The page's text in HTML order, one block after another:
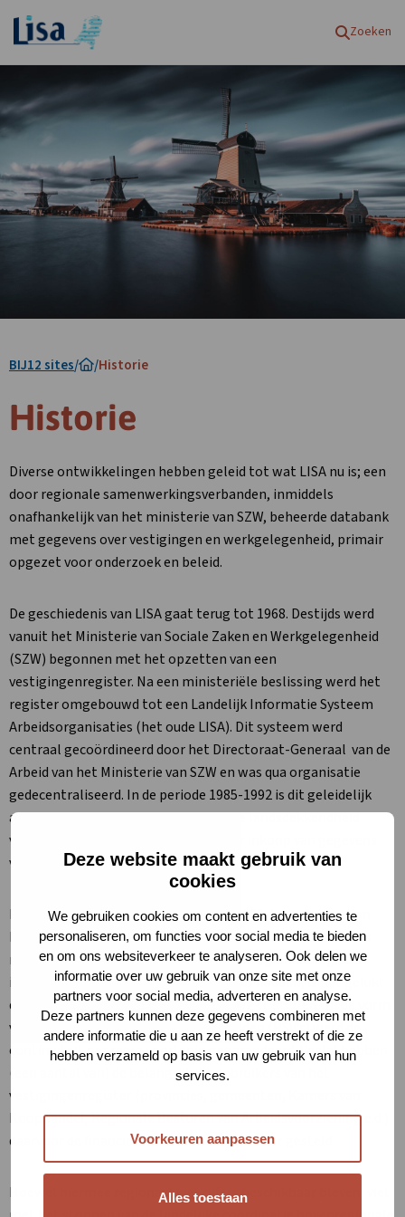
Deze website maakt gebruik van
cookies
We gebruiken cookies om content en advertenties te
personaliseren, om functies voor social media te bieden
en om ons websiteverkeer te analyseren. Ook delen we
informatie over uw gebruik van onze site met onze
partners voor social media, adverteren en analyse.
Deze partners kunnen deze gegevens combineren met
andere informatie die u aan ze heeft verstrekt of die ze
hebben verzameld op basis van uw gebruik van hun
services.
Voorkeuren aanpassen
Alles toestaan
Homepagina Zoeken
BIJ12 sites/ /Historie
Historie
Diverse ontwikkelingen hebben geleid tot wat LISA nu is; een
door regionale samenwerkingsverbanden, inmiddels
onafhankelijk van het ministerie van SZW, beheerde databank
met gegevens over vestigingen en werkgelegenheid, primair
opgezet voor onderzoek en beleid.
De geschiedenis van LISA gaat terug tot 1968. Destijds werd
vanuit het Ministerie van Sociale Zaken en Werkgelegenheid
(SZW) begonnen met het opzetten van een
vestigingenregister. Na een ministeriële beslissing werd het
register omgebouwd tot een Landelijk Informatie Systeem
Arbeidsorganisaties (het oude LISA). Dit systeem werd
centraal gecoördineerd door het Directoraat-Generaal van de
Arbeid van het Ministerie van SZW en was qua organisatie
gedecentraliseerd. In de periode 1985-1992 is dit geleidelijk
aan opgebouwd, waarbij in de eindfase landsdekkendheid
vrijwel bereikt was, onder andere door inkoop van gegevens
van niet-aangesloten regio’s.
Het Ministerie van SZW besloot eind 1990 de deelname aan
LISA te beëindigden. Omdat inmiddels regionale instanties
meer en meer het belang van een goed regionaal register
inzagen en daar ook financiën voor over hadden, is het gelukt
de regionale vestigingenregisters veilig te stellen. In de vorm
van Regionale SamenwerkingsVerbanden (RSV’s) werd de
continuïteit per regio voorlopig gegarandeerd. Veelal hebben
(een aantal van) de belangrijkste gebruikers van het
vestigingenregister (provincies, gemeenten, Kamers van
Koophandel, Regionale Besturen van Arbeidsvoorziening e.d.)
daarvoor de financiële middelen beschikbaar gesteld.
Hoewel hiermee regionaal wel cijfers beschikbaar bleven, viel